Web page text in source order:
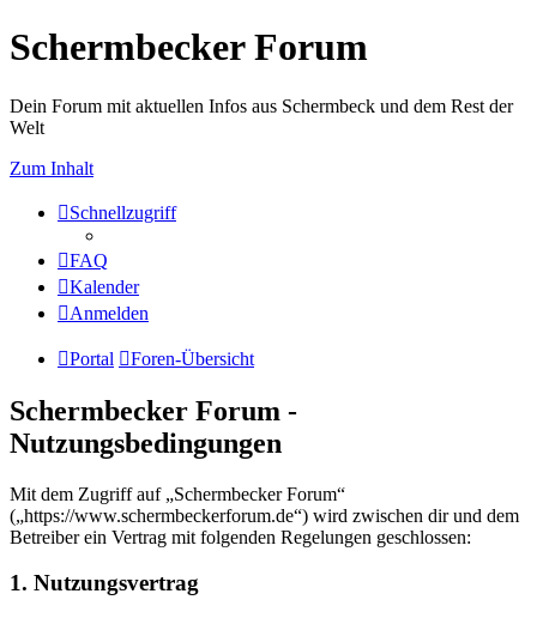
Schermbecker Forum
Dein Forum mit aktuellen Infos aus Schermbeck und dem Rest der
Welt
Zum Inhalt
Schnellzugriff
FAQ
Kalender
Anmelden
Portal Foren-Übersicht
Schermbecker Forum -
Nutzungsbedingungen
Mit dem Zugriff auf „Schermbecker Forum“
(„https://www.schermbeckerforum.de“) wird zwischen dir und dem
Betreiber ein Vertrag mit folgenden Regelungen geschlossen:
1. Nutzungsvertrag